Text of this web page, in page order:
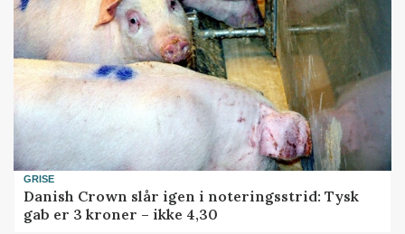
GRISE
Danish Crown slår igen i noteringsstrid: Tysk
gab er 3 kroner – ikke 4,30